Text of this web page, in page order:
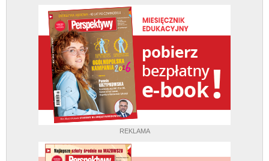
REKLAMA